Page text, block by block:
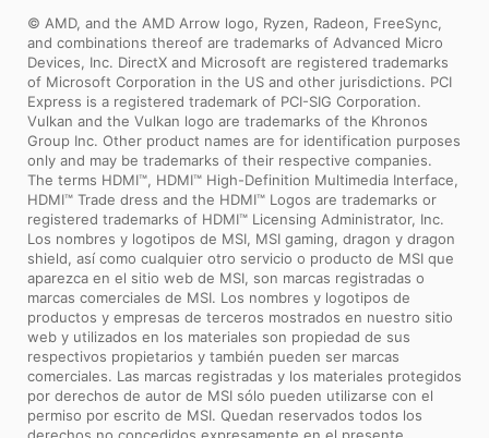
motherboard.
© AMD, and the AMD Arrow logo, Ryzen, Radeon, FreeSync,
and combinations thereof are trademarks of Advanced Micro
Devices, Inc. DirectX and Microsoft are registered trademarks
of Microsoft Corporation in the US and other jurisdictions. PCI
Express is a registered trademark of PCI-SIG Corporation.
Vulkan and the Vulkan logo are trademarks of the Khronos
Group Inc. Other product names are for identification purposes
only and may be trademarks of their respective companies.
The terms HDMI™, HDMI™ High-Definition Multimedia Interface,
HDMI™ Trade dress and the HDMI™ Logos are trademarks or
registered trademarks of HDMI™ Licensing Administrator, Inc.
Los nombres y logotipos de MSI, MSI gaming, dragon y dragon
shield, así como cualquier otro servicio o producto de MSI que
aparezca en el sitio web de MSI, son marcas registradas o
marcas comerciales de MSI. Los nombres y logotipos de
productos y empresas de terceros mostrados en nuestro sitio
web y utilizados en los materiales son propiedad de sus
respectivos propietarios y también pueden ser marcas
comerciales. Las marcas registradas y los materiales protegidos
por derechos de autor de MSI sólo pueden utilizarse con el
permiso por escrito de MSI. Quedan reservados todos los
derechos no concedidos expresamente en el presente